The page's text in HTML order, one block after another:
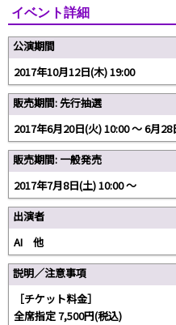
イベント詳細
公演期間
2017年10月12日(木) 19:00
販売期間: 先行抽選
2017年6月20日(火) 10:00 〜 6月
販売期間: 一般発売
2017年7月8日(土) 10:00 〜
出演者
AI 他
説明／注意事項
［チケット料金］
全席指定 7,500円(税込)